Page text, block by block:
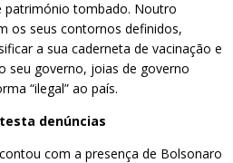
património tombado. Noutro
os seus contornos definidos,
a sua caderneta de vacinação e
seu governo, joias de governo
“ilegal” ao país.
denúncias
com a presença de Bolsonaro